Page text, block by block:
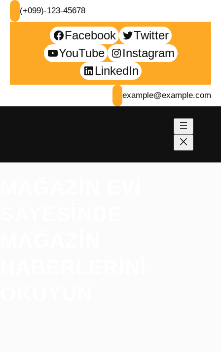
İçeriğe
geç
(+099)-123-45678
Facebook
Twitter
YouTube
Instagram
LinkedIn
example@example.com